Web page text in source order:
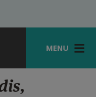
MENU